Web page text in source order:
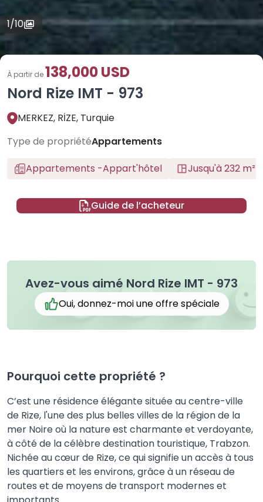
1/10
Nord Rize IMT - 973
À partir de138,000 USD
MERKEZ, RİZE, Turquie
Type de propriétéAppartements
Appartements -Appart'hôtel Jusqu'à 232 m²
Guide de l’acheteur
Avez-vous aimé Nord Rize IMT - 973
Oui, donnez-moi une offre spéciale
Pourquoi cette propriété ?
C’est une résidence élégante située au centre-ville
de Rize, l'une des plus belles villes de la région de la
mer Noire où la nature est charmante et verdoyante,
à côté de la célèbre destination touristique, Trabzon.
Nichée au cœur de Rize, ce qui signifie un accès à tous
les quartiers et les environs, grâce à un réseau de
routes et de moyens de transport modernes et